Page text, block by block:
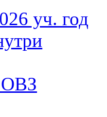
уч. год
ОВЗ